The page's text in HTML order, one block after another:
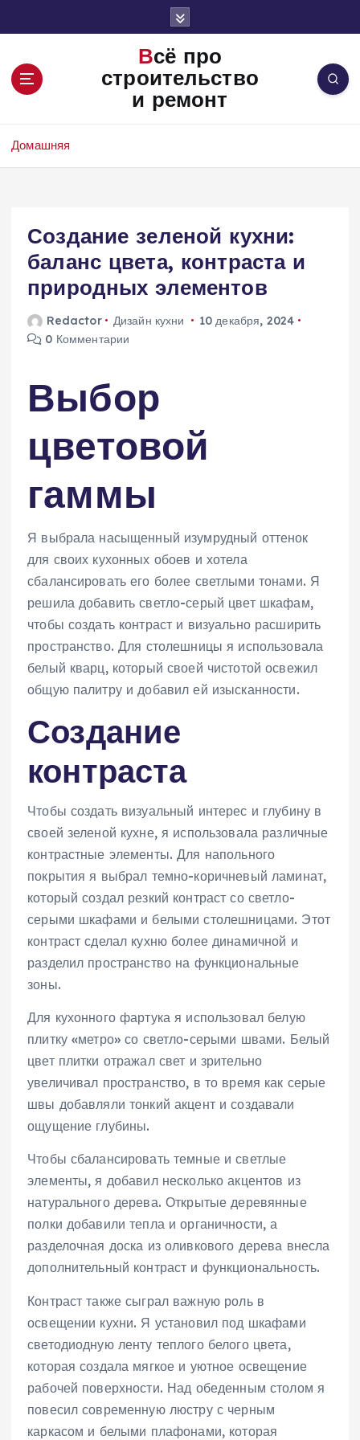
Всё про
строительство
и ремонт
Домашняя
Создание зеленой кухни:
баланс цвета, контраста и
природных элементов
Redactor Дизайн кухни
10 декабря, 2024
0 Комментарии
Выбор
цветовой
гаммы
Я выбрала насыщенный изумрудный оттенок
для своих кухонных обоев и хотела
сбалансировать его более светлыми тонами. Я
решила добавить светло-серый цвет шкафам,
чтобы создать контраст и визуально расширить
пространство. Для столешницы я использовала
белый кварц, который своей чистотой освежил
общую палитру и добавил ей изысканности.
Создание
контраста
Чтобы создать визуальный интерес и глубину в
своей зеленой кухне, я использовала различные
контрастные элементы. Для напольного
покрытия я выбрал темно-коричневый ламинат,
который создал резкий контраст со светло-
серыми шкафами и белыми столешницами. Этот
контраст сделал кухню более динамичной и
разделил пространство на функциональные
зоны.
Для кухонного фартука я использовал белую
плитку «метро» со светло-серыми швами. Белый
цвет плитки отражал свет и зрительно
увеличивал пространство, в то время как серые
швы добавляли тонкий акцент и создавали
ощущение глубины.
Чтобы сбалансировать темные и светлые
элементы, я добавил несколько акцентов из
натурального дерева. Открытые деревянные
полки добавили тепла и органичности, а
разделочная доска из оливкового дерева внесла
дополнительный контраст и функциональность.
Контраст также сыграл важную роль в
освещении кухни. Я установил под шкафами
светодиодную ленту теплого белого цвета,
которая создала мягкое и уютное освещение
рабочей поверхности. Над обеденным столом я
повесил современную люстру с черным
каркасом и белыми плафонами, которая